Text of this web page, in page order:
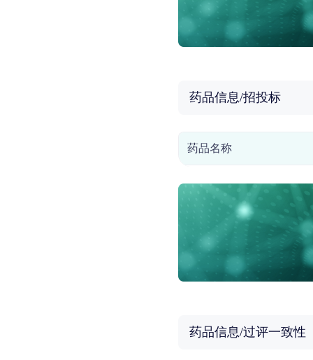
药品信息/招投标
药品名称
药品信息/过评一致性